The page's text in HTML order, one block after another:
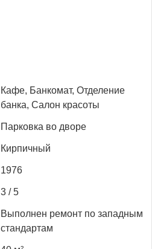
Кафе, Банкомат, Отделение
банка, Салон красоты
Парковка во дворе
Кирпичный
1976
3 / 5
Выполнен ремонт по западным
стандартам